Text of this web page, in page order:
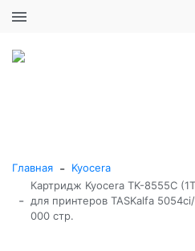
Главная - Kyocera
-
Картридж Kyocera TK-8555C
для принтеров TASKalfa
000 стр.